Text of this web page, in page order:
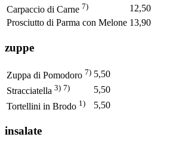
Carpaccio di Carne 7)
12,50
Prosciutto di Parma con Melone 13,90
zuppe
Zuppa di Pomodoro 7) 5,50
Stracciatella 3) 7)
5,50
Tortellini in Brodo 1) 5,50
insalate